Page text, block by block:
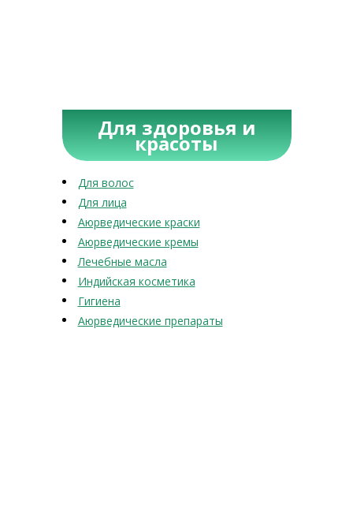
Для здоровья и
красоты
Для волос
Для лица
Аюрведические краски
Аюрведические кремы
Лечебные масла
Индийская косметика
Гигиена
Аюрведические препараты